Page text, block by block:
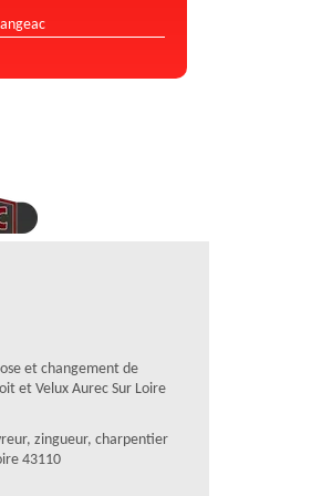
et changement de
et Velux Aurec Sur Loire
zingueur, charpentier
43110